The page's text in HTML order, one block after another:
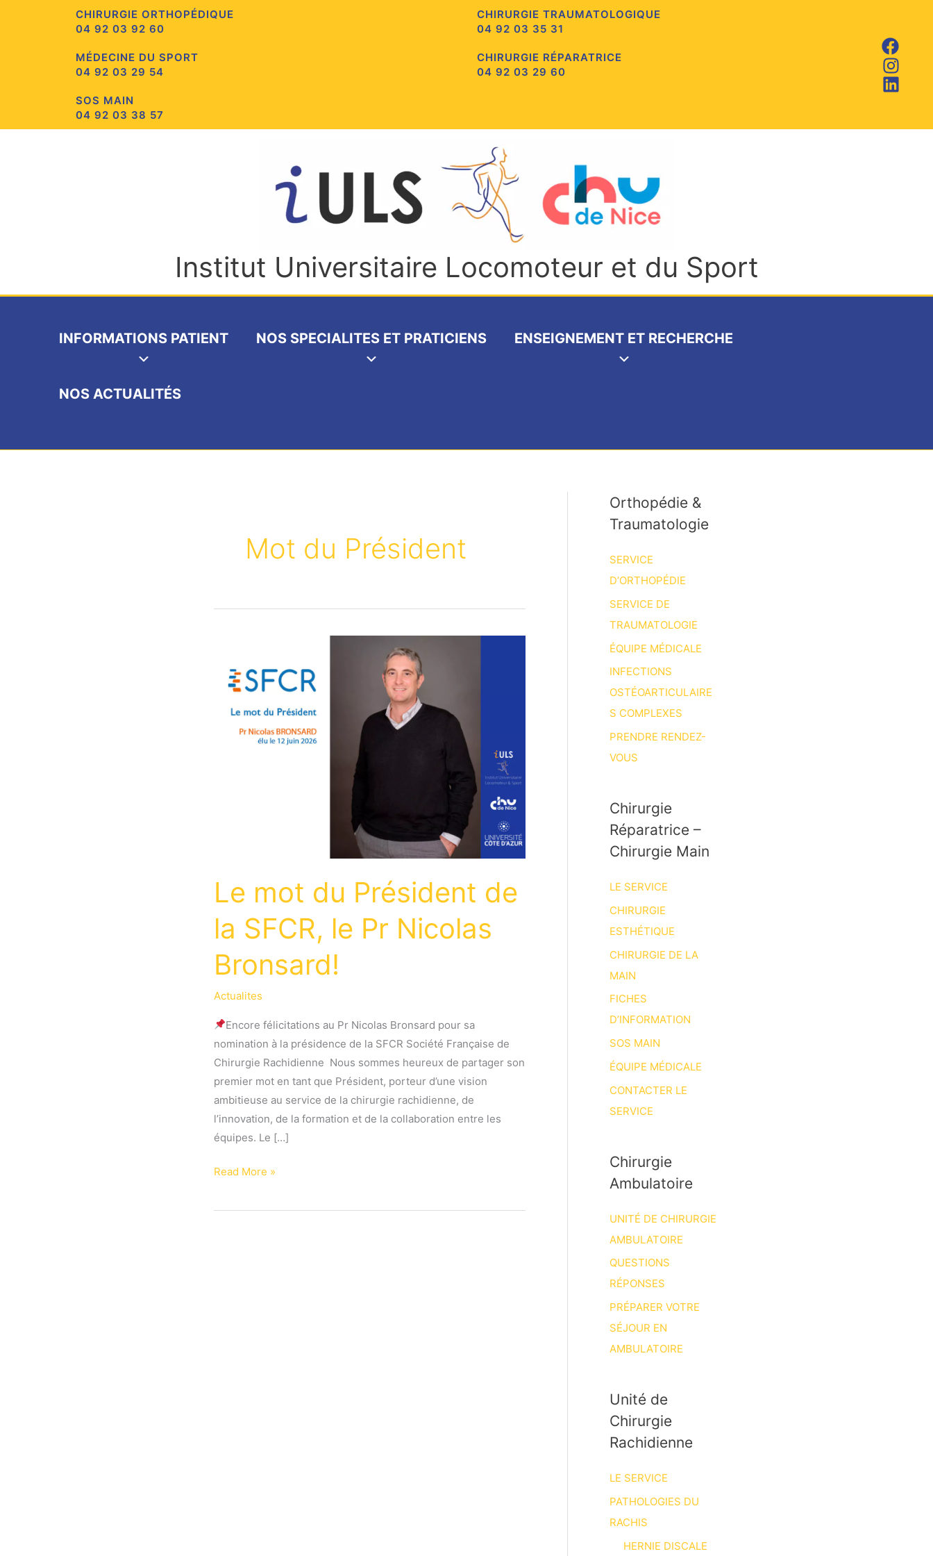
CHIRURGIE ORTHOPÉDIQUE
04 92 03 92 60
CHIRURGIE TRAUMATOLOGIQUE
04 92 03 35 31
MÉDECINE DU SPORT
04 92 03 29 54
CHIRURGIE RÉPARATRICE
04 92 03 29 60
SOS MAIN
04 92 03 38 57
Institut Universitaire Locomoteur et du Sport
INFORMATIONS PATIENT NOS SPECIALITES ET PRATICIENS ENSEIGNEMENT ET RECHERCHE
NOS ACTUALITÉS
Mot du Président
Le mot du Président de
la SFCR, le Pr Nicolas
Bronsard!
Actualites
Encore félicitations au Pr Nicolas Bronsard pour sa
nomination à la présidence de la SFCR Société Française de
Chirurgie Rachidienne Nous sommes heureux de partager son
premier mot en tant que Président, porteur d’une vision
ambitieuse au service de la chirurgie rachidienne, de
l’innovation, de la formation et de la collaboration entre les
équipes. Le […]
Le
du
Read More »
Orthopédie &
Traumatologie
SERVICE
D’ORTHOPÉDIE
SERVICE DE
TRAUMATOLOGIE
ÉQUIPE MÉDICALE
INFECTIONS
OSTÉOARTICULAIRE
S COMPLEXES
PRENDRE RENDEZ-
VOUS
Chirurgie
Réparatrice –
Chirurgie Main
LE SERVICE
CHIRURGIE
ESTHÉTIQUE
CHIRURGIE DE LA
MAIN
FICHES
D’INFORMATION
SOS MAIN
ÉQUIPE MÉDICALE
CONTACTER LE
SERVICE
Chirurgie
Ambulatoire
UNITÉ DE CHIRURGIE
AMBULATOIRE
QUESTIONS
RÉPONSES
PRÉPARER VOTRE
SÉJOUR EN
AMBULATOIRE
Unité de
Chirurgie
Rachidienne
LE SERVICE
PATHOLOGIES DU
RACHIS
HERNIE DISCALE